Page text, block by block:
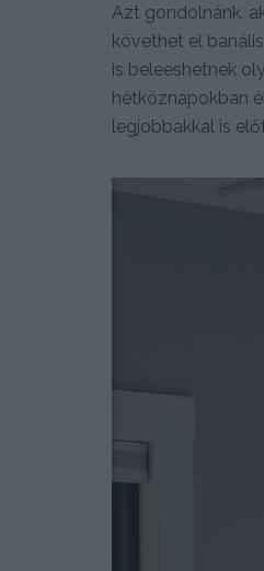
Azt gondolnánk,
követhet el
is beleeshetnek
hétköznapokban
legjobbakkal is